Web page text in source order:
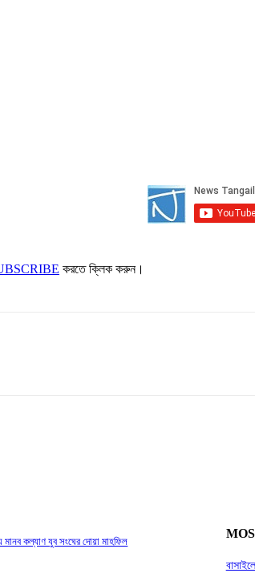
করতে ক্লিক করুন।
মানব কল্যাণ যুব সংঘের দোয়া মাহফিল